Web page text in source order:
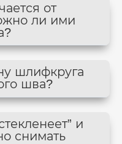
от
ли ими
шлифкруга
шва?
и
снимать